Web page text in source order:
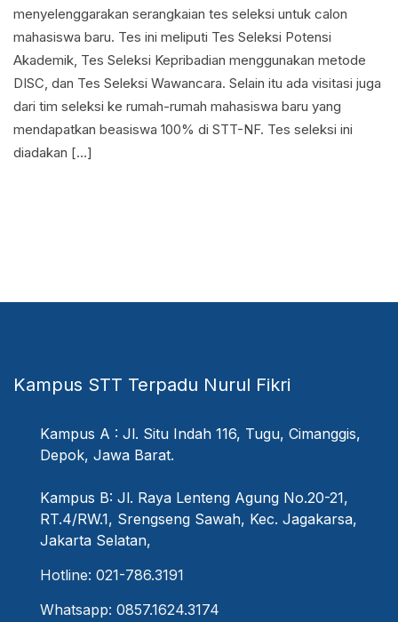
menyelenggarakan serangkaian tes seleksi untuk calon
mahasiswa baru. Tes ini meliputi Tes Seleksi Potensi
Akademik, Tes Seleksi Kepribadian menggunakan metode
DISC, dan Tes Seleksi Wawancara. Selain itu ada visitasi juga
dari tim seleksi ke rumah-rumah mahasiswa baru yang
mendapatkan beasiswa 100% di STT-NF. Tes seleksi ini
diadakan […]
Kampus STT Terpadu Nurul Fikri
Kampus A : Jl. Situ Indah 116, Tugu, Cimanggis,
Depok, Jawa Barat.
Kampus B: Jl. Raya Lenteng Agung No.20-21,
RT.4/RW.1, Srengseng Sawah, Kec. Jagakarsa,
Jakarta Selatan,
Hotline: 021-786.3191
Whatsapp: 0857.1624.3174